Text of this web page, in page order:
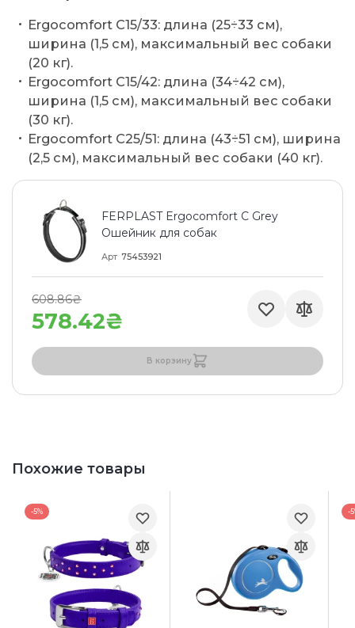
Ergocomfort C15/33: длина (25÷33 см),
ширина (1,5 см), максимальный вес собаки
(20 кг).
Ergocomfort C15/42: длина (34÷42 см),
ширина (1,5 см), максимальный вес собаки
(30 кг).
Ergocomfort C25/51: длина (43÷51 см), ширина
(2,5 см), максимальный вес собаки (40 кг).
FERPLAST Ergocomfort C Grey
Ошейник для собак
Арт 75453921
578.42₴
608.86₴
В корзину
Похожие товары
-5% -